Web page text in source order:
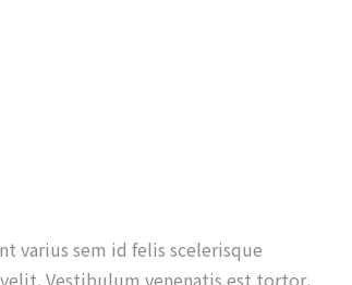
varius sem id felis scelerisque
Vestibulum venenatis est tortor,